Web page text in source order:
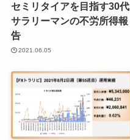
セミリタイアを目指す30代
サラリーマンの不労所得報
告
2021.06.05